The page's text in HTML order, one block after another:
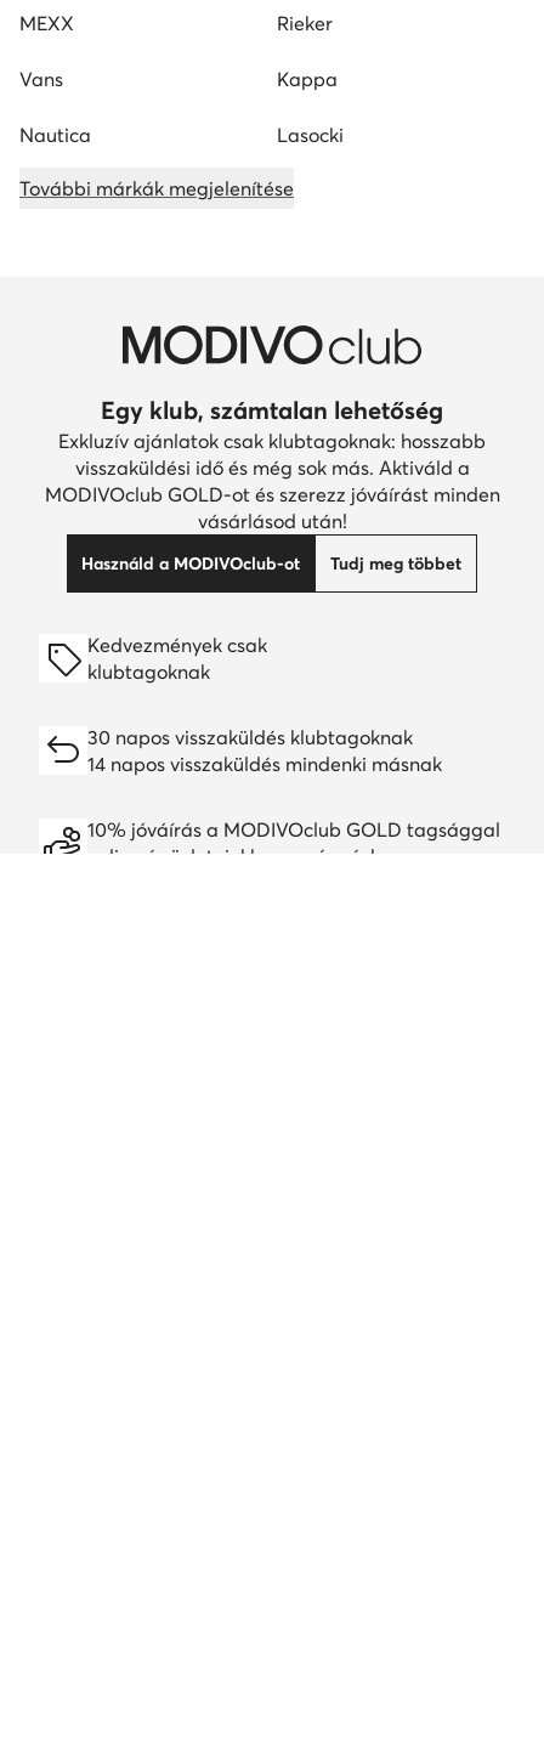
MEXX Rieker
Vans Kappa
Nautica Lasocki
További márkák megjelenítése
Egy klub, számtalan lehetőség
Exkluzív ajánlatok csak klubtagoknak: hosszabb
visszaküldési idő és még sok más. Aktiváld a
MODIVOclub GOLD-ot és szerezz jóváírást minden
vásárlásod után!
Használd a MODIVOclub-ot Tudj meg többet
Kedvezmények csak
klubtagoknak
30 napos visszaküldés klubtagoknak
14 napos visszaküldés mindenki másnak
10% jóváírás a MODIVOclub GOLD tagsággal
online és üzleteinkben, egész évben